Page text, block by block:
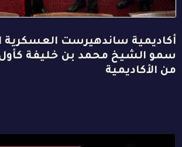
أكاديمية ساندهيرست العسكرية
سمو الشيخ محمد بن خليفة كأول
من الأكاديمية